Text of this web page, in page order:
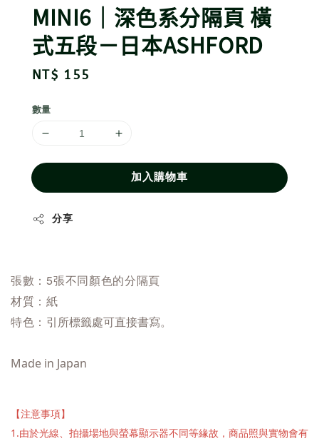
MINI6｜深色系分隔頁 橫
式五段－日本ASHFORD
Regular
NT$ 155
數量
加入購物車
分享
張數：5張不同顏色的分隔頁
材質：紙
特色： 引所標籤處可直接書寫。
Made in Japan
【注意事項】
1.由於光線、拍攝場地與螢幕顯示器不同等緣故，商品照與實物會有